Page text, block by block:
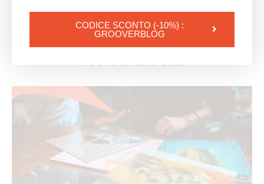
YOU MAY ALSO LIKE
CODICE SCONTO (-10%) :
GROOVERBLOG